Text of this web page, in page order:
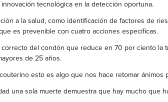
tecnológica en la detección oportuna.
a la salud, como identificación de factores de
es prevenible con cuatro acciones específicas.
del condón que reduce en 70 por ciento la
de 25 años.
esto es algo que nos hace retomar
una sola muerte demuestra que hay mucho que